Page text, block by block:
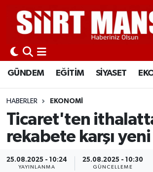
GÜNDEM EĞİTİM SİYASET
HABERLER EKONOMİ
Ticaret'ten
rekabete karşı
25.08.2025 - 10:24
YAYINLANMA
25.08.2025 - 10:30
GÜNCELLEME
GÜNDEM
EĞİTİM
SİYASET
EKONOMİ
SPOR
İLÇELER
Siirt Nöbetçi Eczaneler
Siirt Hava Durumu
Siirt Namaz Vakitleri
Siirt Trafik Yoğunluk Haritası
Süper Lig Puan Durumu ve
Tüm Manşetler